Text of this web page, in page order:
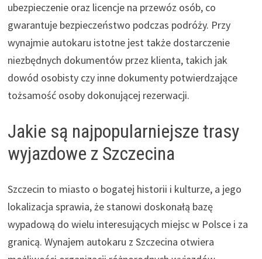
ubezpieczenie oraz licencje na przewóz osób, co
gwarantuje bezpieczeństwo podczas podróży. Przy
wynajmie autokaru istotne jest także dostarczenie
niezbędnych dokumentów przez klienta, takich jak
dowód osobisty czy inne dokumenty potwierdzające
tożsamość osoby dokonującej rezerwacji.
Jakie są najpopularniejsze trasy
wyjazdowe z Szczecina
Szczecin to miasto o bogatej historii i kulturze, a jego
lokalizacja sprawia, że stanowi doskonałą bazę
wypadową do wielu interesujących miejsc w Polsce i za
granicą. Wynajem autokaru z Szczecina otwiera